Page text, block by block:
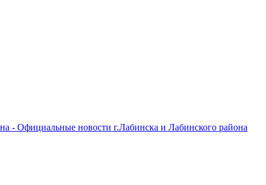
- Официальные новости г.Лабинска и Лабинского района